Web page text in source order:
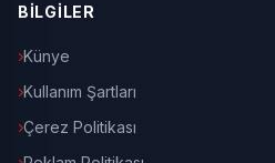
BİLGİLER
Künye
Kullanım Şartları
Çerez Politikası